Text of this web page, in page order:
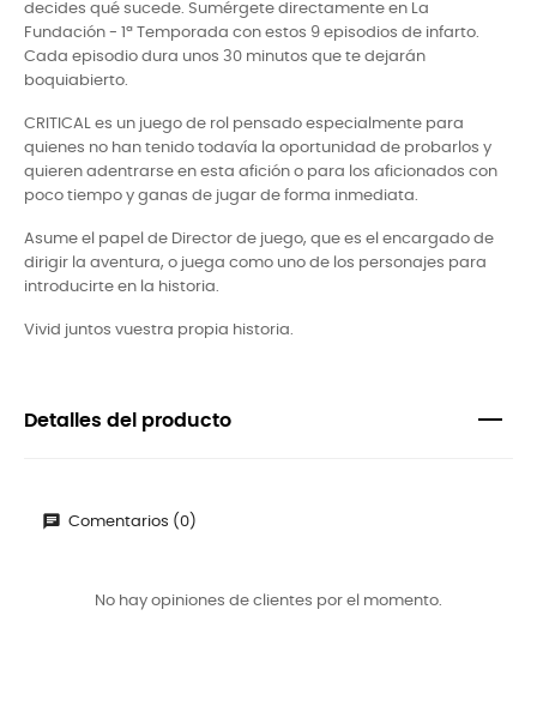
decides qué sucede. Sumérgete directamente en La
Fundación - 1ª Temporada con estos 9 episodios de infarto.
Cada episodio dura unos 30 minutos que te dejarán
boquiabierto.
CRITICAL es un juego de rol pensado especialmente para
quienes no han tenido todavía la oportunidad de probarlos y
quieren adentrarse en esta afición o para los aficionados con
poco tiempo y ganas de jugar de forma inmediata.
Asume el papel de Director de juego, que es el encargado de
dirigir la aventura, o juega como uno de los personajes para
introducirte en la historia.
Vivid juntos vuestra propia historia.
Detalles del producto
Comentarios (0)
No hay opiniones de clientes por el momento.